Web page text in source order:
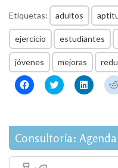
Etiquetas: adultos
ejercicio estudiantes
jóvenes mejoras
Haz
clic
(Se
abre
en
una
Haz
clic
(Se
abre
en
una
Haz
clic
(Se
abre
en
una
Consultoría: